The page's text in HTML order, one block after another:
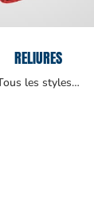
RELIURES
les styles…